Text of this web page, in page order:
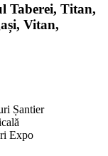
Taberei, Titan,
Vitan,
Șantier
Expo